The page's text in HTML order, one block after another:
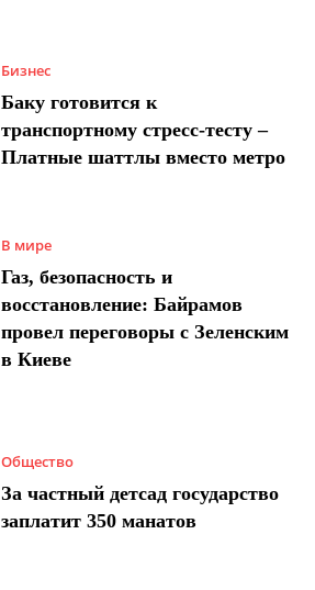
Бизнес
Баку готовится к
транспортному стресс-тесту –
Платные шаттлы вместо метро
В мире
Газ, безопасность и
восстановление: Байрамов
провел переговоры с Зеленским
в Киеве
Общество
За частный детсад государство
заплатит 350 манатов